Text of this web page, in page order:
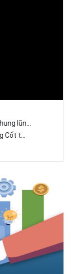
lũn...
t...